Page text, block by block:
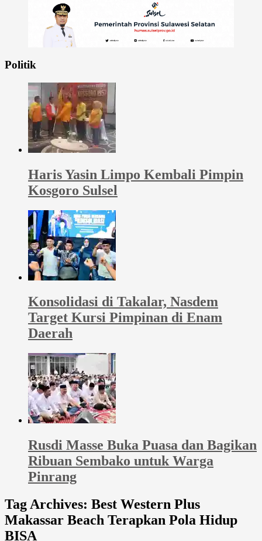
Politik
Haris Yasin Limpo Kembali Pimpin
Kosgoro Sulsel
Konsolidasi di Takalar, Nasdem
Target Kursi Pimpinan di Enam
Daerah
Rusdi Masse Buka Puasa dan Bagikan
Ribuan Sembako untuk Warga
Pinrang
Tag Archives: Best Western Plus
Makassar Beach Terapkan Pola Hidup
BISA